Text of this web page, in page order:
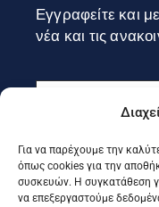
Για να παρέχουμε την
όπως cookies για την
συσκευών. Η συγκατάθεση
να επεξεργαστούμε
Εγγραφείτε και
νέα και τις
Εγγραφή